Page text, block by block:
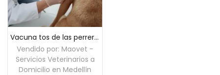
Vacuna tos de las perreras (Bordetella) a domicilio – Medellín
Vendido por: Maovet -
Servicios Veterinarios a
Domicilio en Medellín